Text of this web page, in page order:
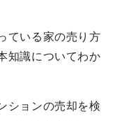
ている家の売り方
知識についてわか
ションの売却を検